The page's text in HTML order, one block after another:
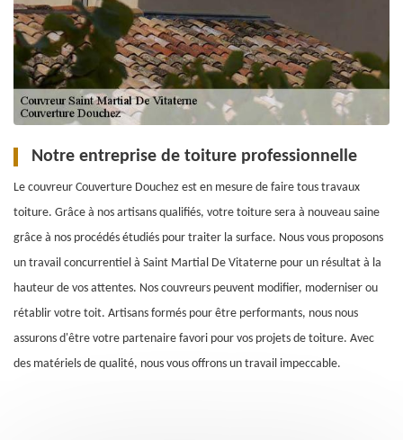
Notre entreprise de toiture professionnelle
Le couvreur Couverture Douchez est en mesure de faire tous travaux
toiture. Grâce à nos artisans qualifiés, votre toiture sera à nouveau saine
grâce à nos procédés étudiés pour traiter la surface. Nous vous proposons
un travail concurrentiel à Saint Martial De Vitaterne pour un résultat à la
hauteur de vos attentes. Nos couvreurs peuvent modifier, moderniser ou
rétablir votre toit. Artisans formés pour être performants, nous nous
assurons d'être votre partenaire favori pour vos projets de toiture. Avec
des matériels de qualité, nous vous offrons un travail impeccable.